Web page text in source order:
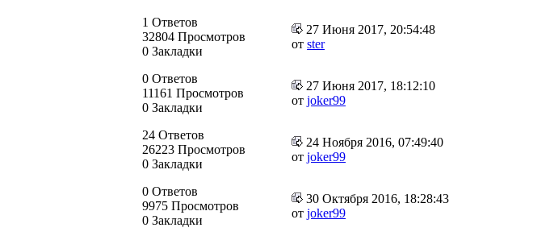
1 Ответов
32804 Просмотров
0 Закладки
27 Июня 2017, 20:54:48
от ster
0 Ответов
11161 Просмотров
0 Закладки
27 Июня 2017, 18:12:10
от joker99
24 Ответов
26223 Просмотров
0 Закладки
24 Ноября 2016, 07:49:40
от joker99
0 Ответов
9975 Просмотров
0 Закладки
30 Октября 2016, 18:28:43
от joker99